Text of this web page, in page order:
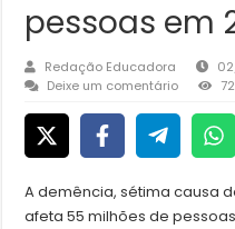
pessoas em
Redação Educadora
Deixe um comentário
A demência, sétima causa
afeta 55 milhões de